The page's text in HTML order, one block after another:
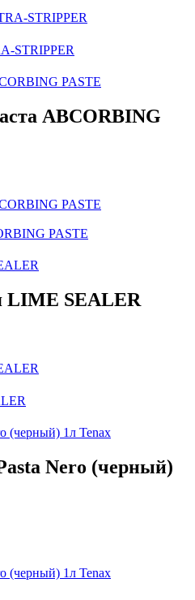
STRIPPER
ABCORBING
PASTE
LIME SEALER
Nero (черный)